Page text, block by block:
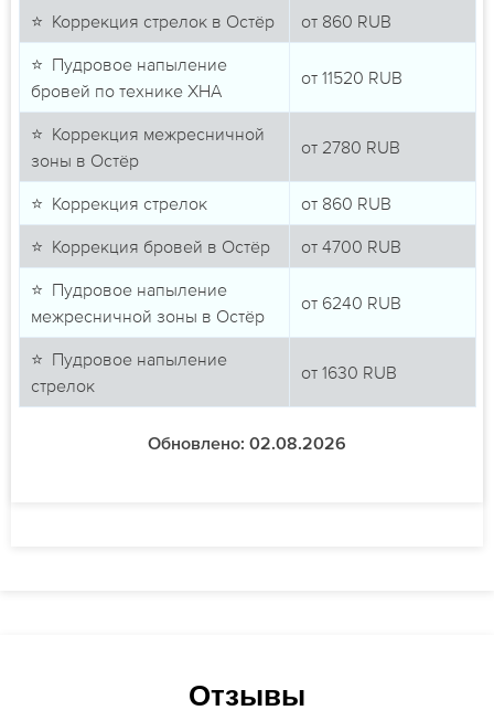
⭐ Коррекция стрелок в Остёр от 860 RUB
⭐ Пудровое напыление
бровей по технике ХНА
от 11520 RUB
⭐ Коррекция межресничной
зоны в Остёр
от 2780 RUB
⭐ Коррекция стрелок от 860 RUB
⭐ Коррекция бровей в Остёр от 4700 RUB
⭐ Пудровое напыление
межресничной зоны в Остёр
от 6240 RUB
⭐ Пудровое напыление
стрелок
от 1630 RUB
Обновлено: 02.08.2026
Отзывы